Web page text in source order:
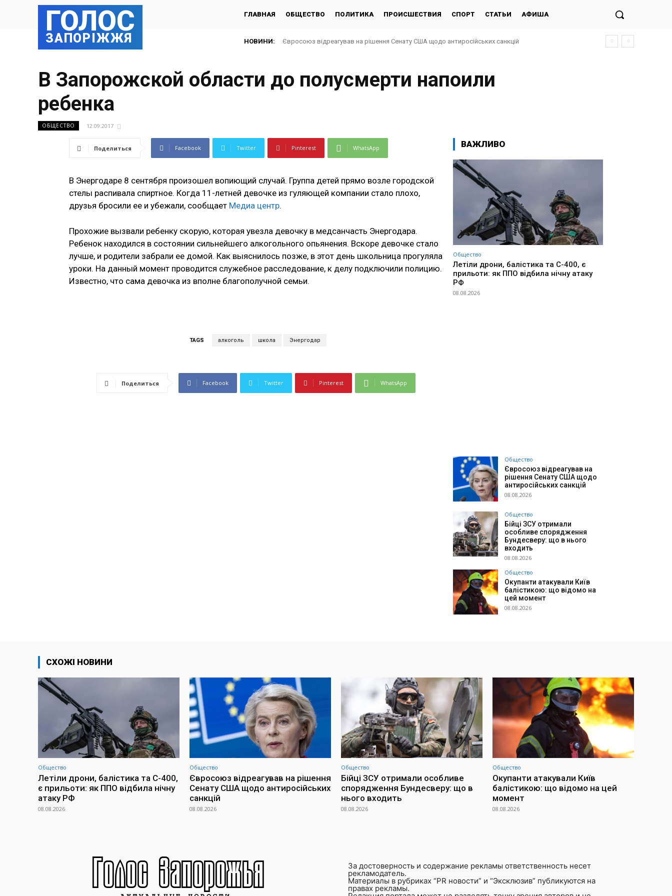
ГОЛОС
ЗАПОРІЖЖЯ
ГЛАВНАЯ ОБЩЕСТВО ПОЛИТИКА ПРОИСШЕСТВИЯ СПОРТ СТАТЬИ АФИША
НОВИНИ: Євросоюз відреагував на рішення Сенату США щодо антиросійських санкцій
В Запорожской области до полусмерти напоили
ребенка
ОБЩЕСТВО 12.09.2017
Поделиться Facebook Twitter Pinterest WhatsApp
В Энергодаре 8 сентября произошел вопиющий случай. Группа детей прямо возле городской
стелы распивала спиртное. Когда 11-летней девочке из гуляющей компании стало плохо,
друзья бросили ее и убежали, сообщает Медиа центр.
Прохожие вызвали ребенку скорую, которая увезла девочку в медсанчасть Энергодара.
Ребенок находился в состоянии сильнейшего алкогольного опьянения. Вскоре девочке стало
лучше, и родители забрали ее домой. Как выяснилось позже, в этот день школьница прогуляла
уроки. На данный момент проводится служебное расследование, к делу подключили полицию.
Известно, что сама девочка из вполне благополучной семьи.
TAGS алкоголь школа Энергодар
Поделиться Facebook Twitter Pinterest WhatsApp
ВАЖЛИВО
Общество
Летіли дрони, балістика та С-400, є
прильоти: як ППО відбила нічну атаку
РФ
08.08.2026
Общество
Євросоюз відреагував на
рішення Сенату США щодо
антиросійських санкцій
08.08.2026
Общество
Бійці ЗСУ отримали
особливе спорядження
Бундесверу: що в нього
входить
08.08.2026
Общество
Окупанти атакували Київ
балістикою: що відомо на
цей момент
08.08.2026
СХОЖІ НОВИНИ
Общество
Летіли дрони, балістика та С-400,
є прильоти: як ППО відбила нічну
атаку РФ
08.08.2026
Общество
Євросоюз відреагував на рішення
Сенату США щодо антиросійських
санкцій
08.08.2026
Общество
Бійці ЗСУ отримали особливе
спорядження Бундесверу: що в
нього входить
08.08.2026
Общество
Окупанти атакували Київ
балістикою: що відомо на цей
момент
08.08.2026
За достоверность и содержание рекламы ответственность несет
рекламодатель.
Материалы в рубриках “PR новости” и “Эксклюзив” публикуются на
правах рекламы.